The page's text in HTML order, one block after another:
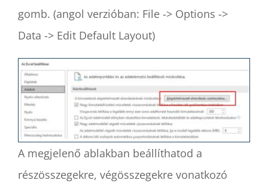
gomb. (angol verzióban: File -> Options ->
Data -> Edit Default Layout)
A megjelenő ablakban beállíthatod a
részösszegekre, végösszegekre vonatkozó